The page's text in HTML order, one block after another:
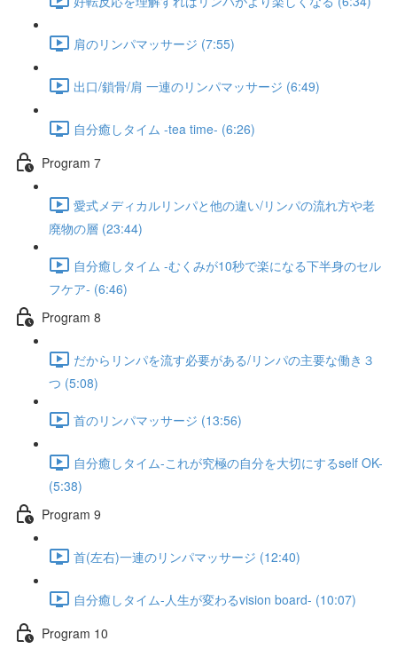
肩のリンパマッサージ (7:55)
出口/鎖骨/肩 一連のリンパマッサージ (6:49)
自分癒しタイム -tea time- (6:26)
Program 7
愛式メディカルリンパと他の違い/リンパの流れ方や老
廃物の層 (23:44)
自分癒しタイム -むくみが10秒で楽になる下半身のセル
フケア- (6:46)
Program 8
だからリンパを流す必要がある/リンパの主要な働き３
つ (5:08)
首のリンパマッサージ (13:56)
自分癒しタイム-これが究極の自分を大切にするself OK-
(5:38)
Program 9
首(左右)一連のリンパマッサージ (12:40)
自分癒しタイム-人生が変わるvision board- (10:07)
Program 10